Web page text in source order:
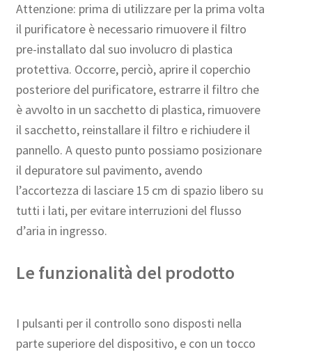
Attenzione: prima di utilizzare per la prima volta
il purificatore è necessario rimuovere il filtro
pre-installato dal suo involucro di plastica
protettiva. Occorre, perciò, aprire il coperchio
posteriore del purificatore, estrarre il filtro che
è avvolto in un sacchetto di plastica, rimuovere
il sacchetto, reinstallare il filtro e richiudere il
pannello. A questo punto possiamo posizionare
il depuratore sul pavimento, avendo
l’accortezza di lasciare 15 cm di spazio libero su
tutti i lati, per evitare interruzioni del flusso
d’aria in ingresso.
Le funzionalità del prodotto
I pulsanti per il controllo sono disposti nella
parte superiore del dispositivo, e con un tocco